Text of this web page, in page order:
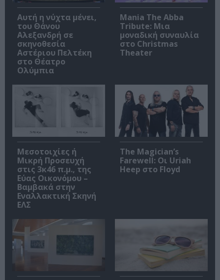
Αυτή η νύχτα μένει,
του Θάνου
Αλεξανδρή σε
σκηνοθεσία
Αστέριου Πελτέκη
στο Θέατρο
Ολύμπια
Mania The Abba
Tribute: Μια
μοναδική συναυλία
στο Christmas
Theater
Μεσοτοιχίες ή
Μικρή Προσευχή
στις 3κ46 π.μ., της
Εύας Οικονόμου –
Βαμβακά στην
Εναλλακτική Σκηνή
ΕΛΣ
The Magician’s
Farewell: Οι Uriah
Heep στο Floyd